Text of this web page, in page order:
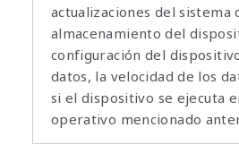
actualizaciones del sistema
almacenamiento del
configuración del
datos, la velocidad de los
si el dispositivo se ejecuta
operativo mencionado